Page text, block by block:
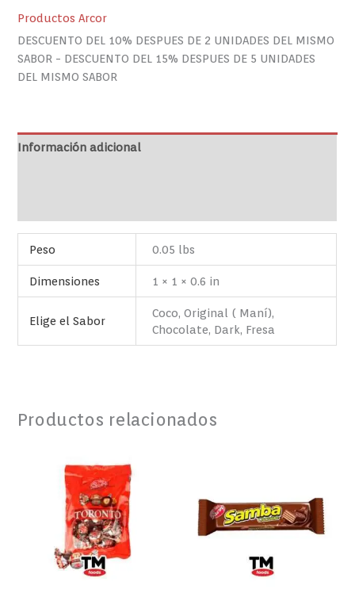
Productos Arcor
DESCUENTO DEL 10% DESPUES DE 2 UNIDADES DEL MISMO
SABOR - DESCUENTO DEL 15% DESPUES DE 5 UNIDADES
DEL MISMO SABOR
Información adicional
Peso 0.05 lbs
Dimensiones 1 × 1 × 0.6 in
Elige el Sabor
Coco, Original ( Maní),
Chocolate, Dark, Fresa
Productos relacionados
BOLSA
125GR
cantidad
cantidad